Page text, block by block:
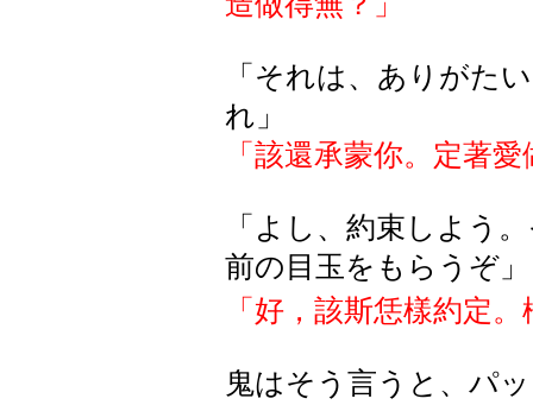
「それは、ありがた
れ」
「該還承蒙你。定著
「よし、約束しよう
前の目玉をもらうぞ」
「好，該斯恁樣約定
鬼はそう言うと、パ